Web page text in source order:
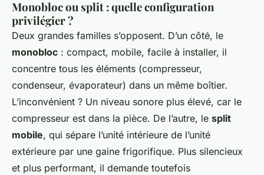
Monobloc ou split : quelle configuration
privilégier ?
Deux grandes familles s’opposent. D’un côté, le
monobloc : compact, mobile, facile à installer, il
concentre tous les éléments (compresseur,
condenseur, évaporateur) dans un même boîtier.
L’inconvénient ? Un niveau sonore plus élevé, car le
compresseur est dans la pièce. De l’autre, le split
mobile, qui sépare l’unité intérieure de l’unité
extérieure par une gaine frigorifique. Plus silencieux
et plus performant, il demande toutefois